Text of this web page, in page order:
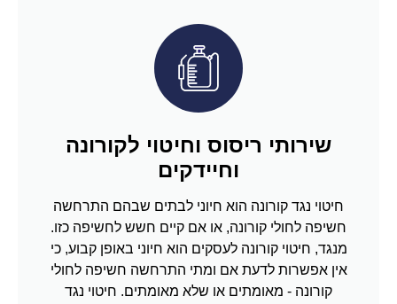
שירותי ריסוס וחיטוי לקורונה
וחיידקים
חיטוי נגד קורונה הוא חיוני לבתים שבהם התרחשה
חשיפה לחולי קורונה, או אם קיים חשש לחשיפה כזו.
מנגד, חיטוי קורונה לעסקים הוא חיוני באופן קבוע, כי
אין אפשרות לדעת אם ומתי התרחשה חשיפה לחולי
קורונה - מאומתים או שלא מאומתים. חיטוי נגד